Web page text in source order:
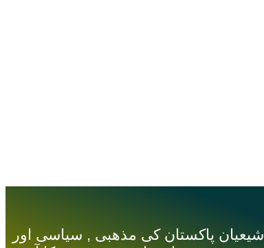
شیعیان پاکستان کی مذهبی , سیاسی اور